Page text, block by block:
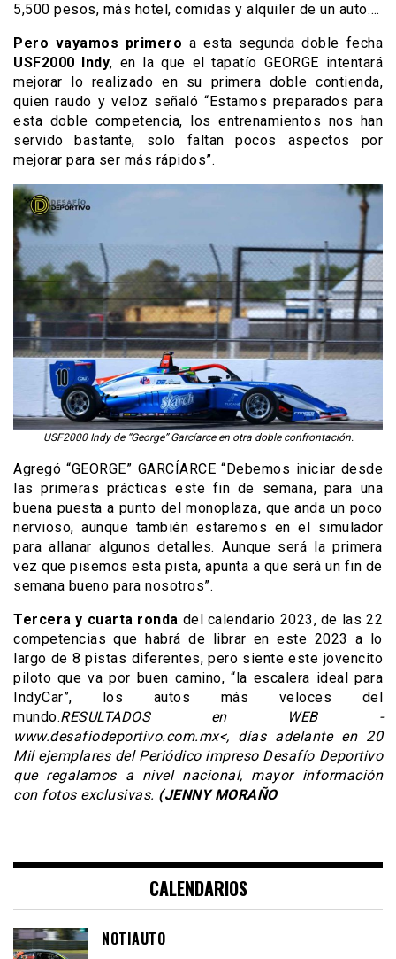
5,500 pesos, más hotel, comidas y alquiler de un auto….
Pero vayamos primero a esta segunda doble fecha
USF2000 Indy, en la que el tapatío GEORGE intentará
mejorar lo realizado en su primera doble contienda,
quien raudo y veloz señaló “Estamos preparados para
esta doble competencia, los entrenamientos nos han
servido bastante, solo faltan pocos aspectos por
mejorar para ser más rápidos”.
USF2000 Indy de “George” Garcíarce en otra doble confrontación.
Agregó “GEORGE” GARCÍARCE “Debemos iniciar desde
las primeras prácticas este fin de semana, para una
buena puesta a punto del monoplaza, que anda un poco
nervioso, aunque también estaremos en el simulador
para allanar algunos detalles. Aunque será la primera
vez que pisemos esta pista, apunta a que será un fin de
semana bueno para nosotros”.
Tercera y cuarta ronda del calendario 2023, de las 22
competencias que habrá de librar en este 2023 a lo
largo de 8 pistas diferentes, pero siente este jovencito
piloto que va por buen camino, “la escalera ideal para
IndyCar”, los autos más veloces del
mundo.RESULTADOS en WEB -
www.desafiodeportivo.com.mx<, días adelante en 20
Mil ejemplares del Periódico impreso Desafío Deportivo
que regalamos a nivel nacional, mayor información
con fotos exclusivas. (JENNY MORAÑO
CALENDARIOS
NOTIAUTO